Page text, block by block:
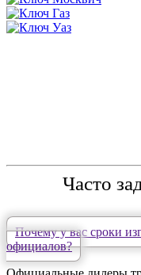
Часто
Почему у вас сроки
официалов?